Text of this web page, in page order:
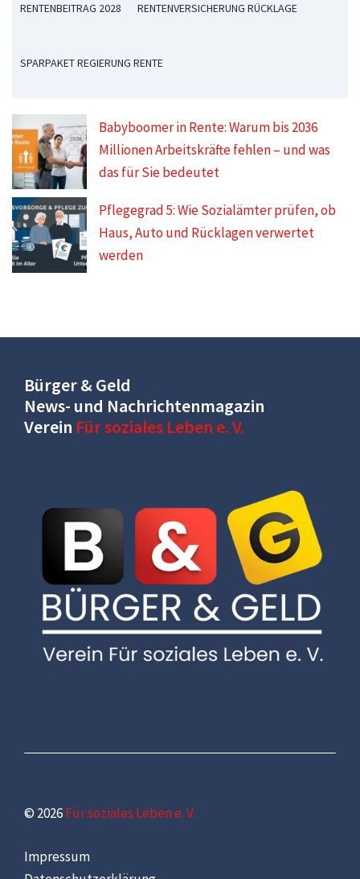
RENTENBEITRAG 2028 RENTENVERSICHERUNG RÜCKLAGE
SPARPAKET REGIERUNG RENTE
Babyboomer in Rente: Warum bis 2036
Millionen Arbeitskräfte fehlen – und was
das für Sie bedeutet
Pflegegrad 5: Wie Sozialämter prüfen, ob
Haus, Auto und Rücklagen verwertet
werden
Bürger & Geld
News- und Nachrichtenmagazin
Verein Für soziales Leben e. V.
© 2026Für soziales Leben e. V.
Impressum